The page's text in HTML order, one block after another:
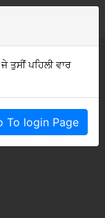
ਤੁਸੀਂ ਪਹਿਲੀ ਵਾਰ
To login Page